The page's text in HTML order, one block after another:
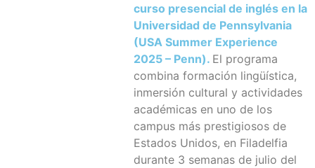
curso presencial de inglés en la
Universidad de Pennsylvania
(USA Summer Experience
2025 – Penn). El programa
combina formación lingüística,
inmersión cultural y actividades
académicas en uno de los
campus más prestigiosos de
Estados Unidos, en Filadelfia
durante 3 semanas de julio del